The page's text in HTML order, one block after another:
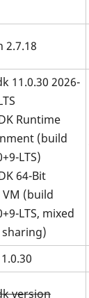
2.7.18
11.0.30 2026-
Runtime
(build
LTS)
64-Bit
VM (build
LTS, mixed
version